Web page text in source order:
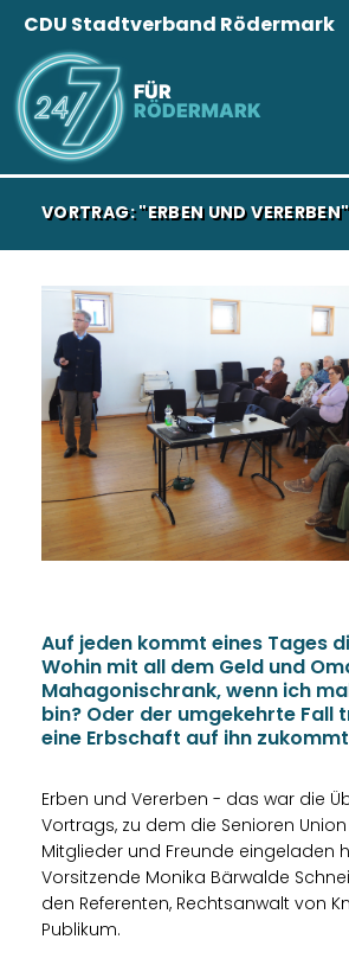
FÜR
RÖDERMARK
CDU Stadtverband Rödermark
VORTRAG: "ERBEN UND VERERBEN"
Auf jeden kommt eines Tages
Wohin mit all dem Geld und
Mahagonischrank, wenn ich
bin? Oder der umgekehrte Fall
eine Erbschaft auf ihn
Erben und Vererben - das war die
Vortrags, zu dem die Senioren
Mitglieder und Freunde eingeladen
Vorsitzende Monika Bärwalde
den Referenten, Rechtsanwalt von
Publikum.